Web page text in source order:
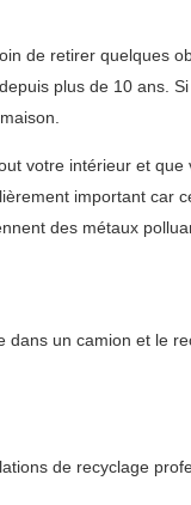
de retirer quelques
plus de 10 ans.
votre intérieur et
important
des métaux
un camion et le
de recyclage